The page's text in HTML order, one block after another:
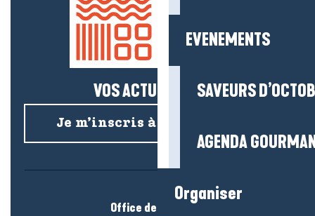
EVENEMENTS
SAVEURS
AGENDA
Organiser
VOS ACTUS SALÉES !
Je m’inscris à la newsletter
Office de tourisme